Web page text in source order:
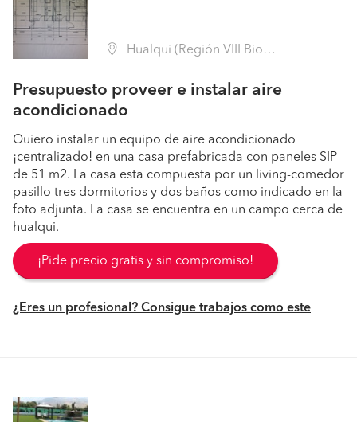
Hualqui (Región VIII Biobío - Concepción)
Presupuesto proveer e instalar aire
acondicionado
Quiero instalar un equipo de aire acondicionado
¡centralizado! en una casa prefabricada con paneles SIP
de 51 m2. La casa esta compuesta por un living-comedor
pasillo tres dormitorios y dos baños como indicado en la
foto adjunta. La casa se encuentra en un campo cerca de
hualqui.
¡Pide precio gratis y sin compromiso!
¿Eres un profesional? Consigue trabajos como este